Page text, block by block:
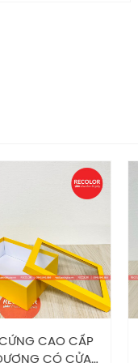
CAO CẤP
CÓ CỬA